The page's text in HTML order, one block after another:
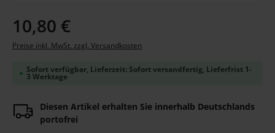
Regulärer Preis:
10,80 €
Preise inkl. MwSt. zzgl. Versandkosten
Sofort verfügbar, Lieferzeit: Sofort versandfertig, Lieferfrist 1-
3 Werktage
Diesen Artikel erhalten Sie innerhalb Deutschlands
portofrei